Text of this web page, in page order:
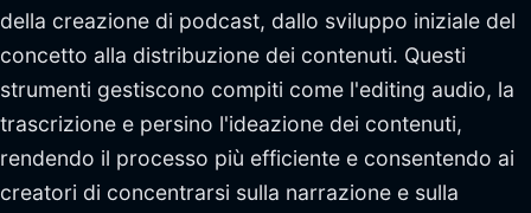
della creazione di podcast, dallo sviluppo iniziale del
concetto alla distribuzione dei contenuti. Questi
strumenti gestiscono compiti come l'editing audio, la
trascrizione e persino l'ideazione dei contenuti,
rendendo il processo più efficiente e consentendo ai
creatori di concentrarsi sulla narrazione e sulla